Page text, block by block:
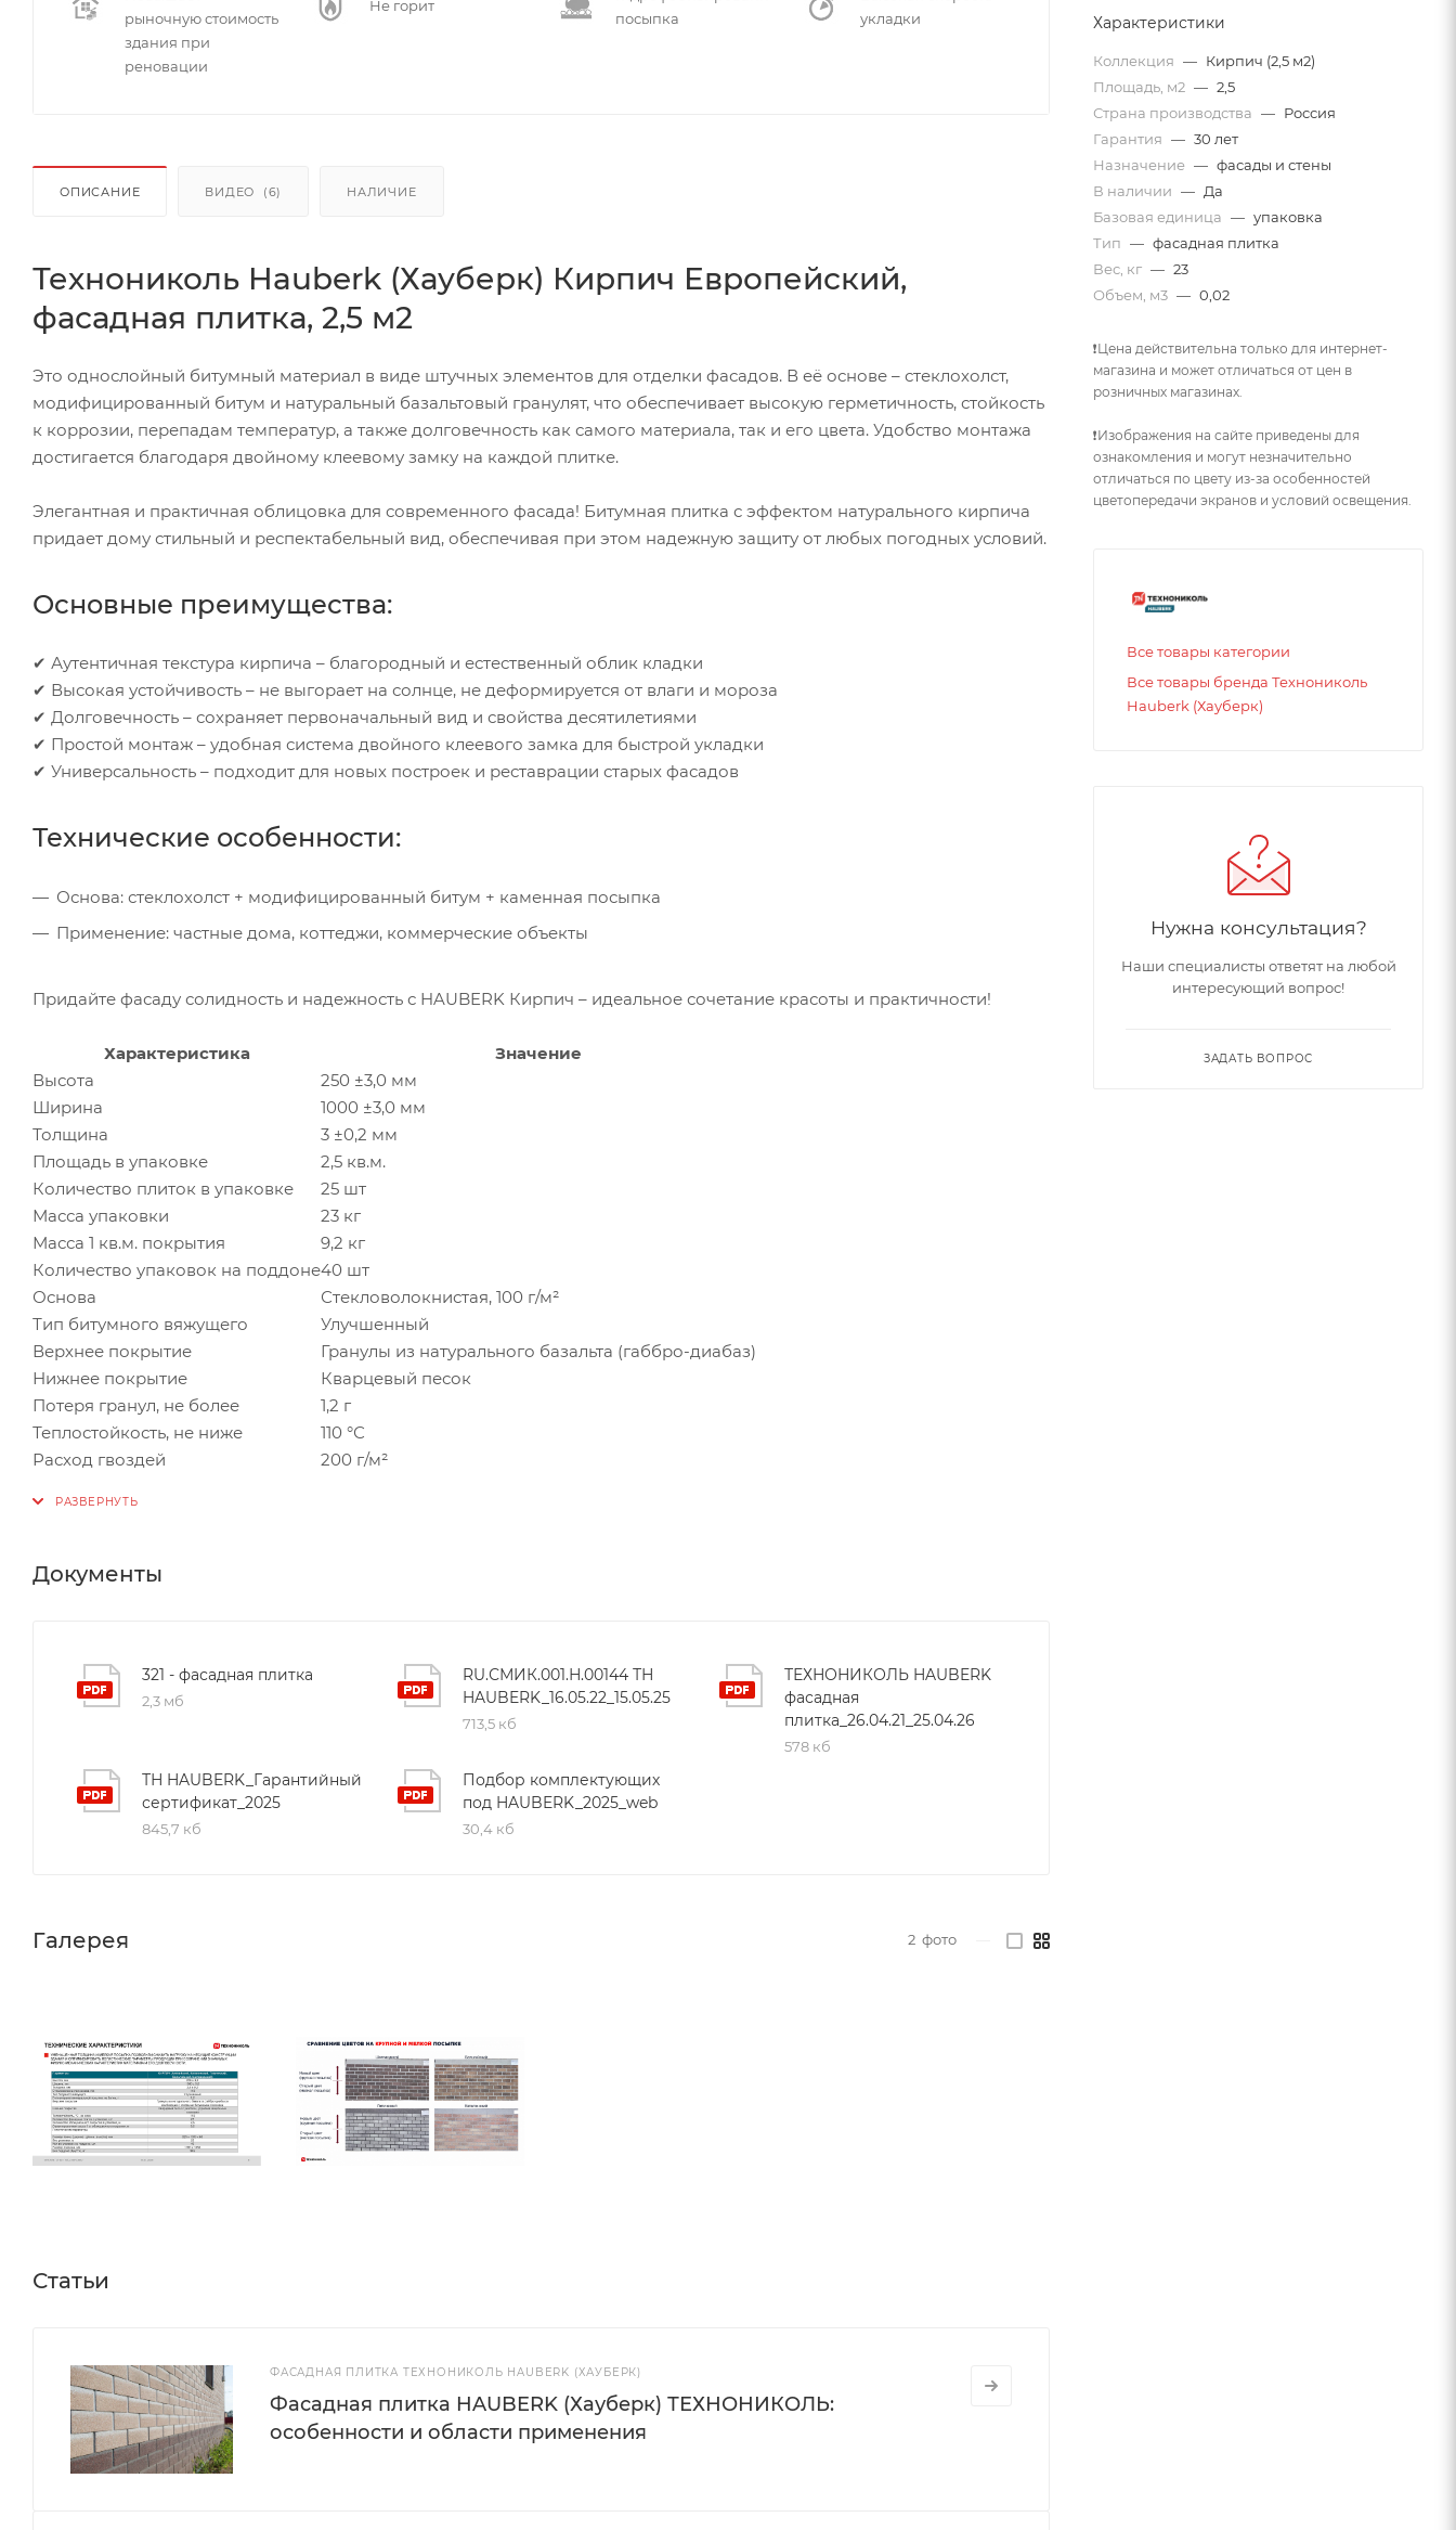
рыночную стоимость
здания при
реновации
Не горит
посыпка
укладки
ОПИСАНИЕ ВИДЕО (6) НАЛИЧИЕ
Технониколь Hauberk (Хауберк) Кирпич Европейский,
фасадная плитка, 2,5 м2
Это однослойный битумный материал в виде штучных элементов для отделки фасадов. В её основе – стеклохолст,
модифицированный битум и натуральный базальтовый гранулят, что обеспечивает высокую герметичность, стойкость
к коррозии, перепадам температур, а также долговечность как самого материала, так и его цвета. Удобство монтажа
достигается благодаря двойному клеевому замку на каждой плитке.
Элегантная и практичная облицовка для современного фасада! Битумная плитка с эффектом натурального кирпича
придает дому стильный и респектабельный вид, обеспечивая при этом надежную защиту от любых погодных условий.
Основные преимущества:
✔ Аутентичная текстура кирпича – благородный и естественный облик кладки
✔ Высокая устойчивость – не выгорает на солнце, не деформируется от влаги и мороза
✔ Долговечность – сохраняет первоначальный вид и свойства десятилетиями
✔ Простой монтаж – удобная система двойного клеевого замка для быстрой укладки
✔ Универсальность – подходит для новых построек и реставрации старых фасадов
Технические особенности:
Основа: стеклохолст + модифицированный битум + каменная посыпка
Применение: частные дома, коттеджи, коммерческие объекты
Придайте фасаду солидность и надежность с HAUBERK Кирпич – идеальное сочетание красоты и практичности!
Характеристика
Значение
Высота
250 ±3,0 мм
Ширина
1000 ±3,0 мм
Толщина
3 ±0,2 мм
Площадь в упаковке
2,5 кв.м.
Количество плиток в упаковке
25 шт
Масса упаковки
23 кг
Масса 1 кв.м. покрытия
9,2 кг
Количество упаковок на поддоне40 шт
Основа
Стекловолокнистая, 100 г/м²
Тип битумного вяжущего
Улучшенный
Верхнее покрытие
Гранулы из натурального базальта (габбро-диабаз)
Нижнее покрытие
Кварцевый песок
Потеря гранул, не более
1,2 г
Теплостойкость, не ниже
110 °С
Расход гвоздей
200 г/м²
Документы
321 - фасадная плитка
2,3 мб
RU.СМИК.001.Н.00144 ТН
HAUBERK_16.05.22_15.05.25
713,5 кб
ТЕХНОНИКОЛЬ HAUBERK
фасадная
плитка_26.04.21_25.04.26
578 кб
ТН HAUBERK_Гарантийный
сертификат_2025
845,7 кб
Подбор комплектующих
под HAUBERK_2025_web
30,4 кб
Галерея 2 фото
Статьи
ФАСАДНАЯ ПЛИТКА ТЕХНОНИКОЛЬ HAUBERK (ХАУБЕРК)
Фасадная плитка HAUBERK (Хауберк) ТЕХНОНИКОЛЬ:
особенности и области применения
Характеристики
Коллекция — Кирпич (2,5 м2)
Площадь, м2 — 2,5
Страна производства — Россия
Гарантия — 30 лет
Назначение — фасады и стены
В наличии — Да
Базовая единица — упаковка
Тип — фасадная плитка
Вес, кг — 23
Объем, м3 — 0,02
❗Цена действительна только для интернет-
магазина и может отличаться от цен в
розничных магазинах.
❗Изображения на сайте приведены для
ознакомления и могут незначительно
отличаться по цвету из-за особенностей
цветопередачи экранов и условий освещения.
Все товары категории
Все товары бренда Технониколь
Hauberk (Хауберк)
Нужна консультация?
Наши специалисты ответят на любой
интересующий вопрос!
ЗАДАТЬ ВОПРОС